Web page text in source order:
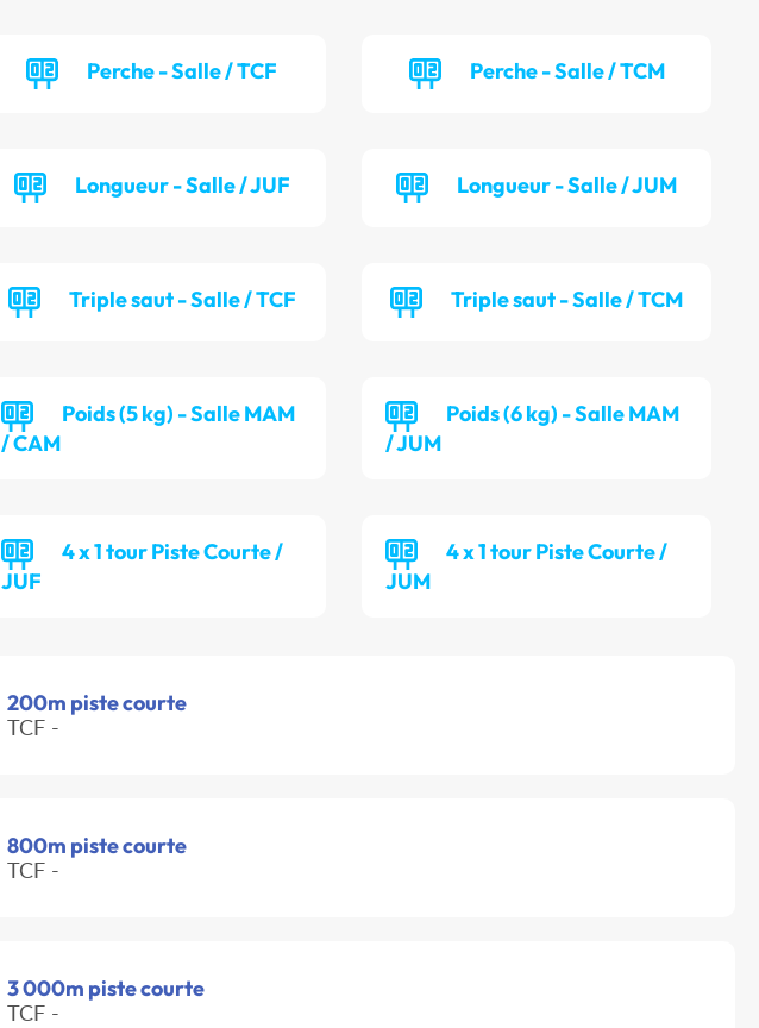
Perche - Salle / TCF Perche - Salle / TCM
Longueur - Salle / JUF Longueur - Salle / JUM
Triple saut - Salle / TCF Triple saut - Salle / TCM
Poids (5 kg) - Salle MAM
/ CAM
Poids (6 kg) - Salle MAM
/ JUM
4 x 1 tour Piste Courte /
JUF
4 x 1 tour Piste Courte /
JUM
200m piste courte
TCF -
800m piste courte
TCF -
3 000m piste courte
TCF -